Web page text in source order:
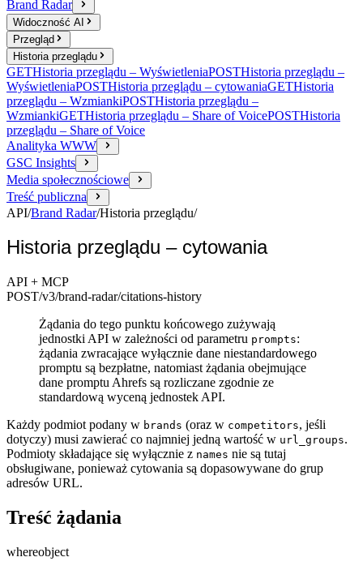
Brand Radar
Widoczność AI
Przegląd
Historia przeglądu
GETHistoria przeglądu – WyświetleniaPOSTHistoria przeglądu –
WyświetleniaPOSTHistoria przeglądu – cytowaniaGETHistoria
przeglądu – WzmiankiPOSTHistoria przeglądu –
WzmiankiGETHistoria przeglądu – Share of VoicePOSTHistoria
przeglądu – Share of Voice
Analityka WWW
GSC Insights
Media społecznościowe
Treść publiczna
API/Brand Radar/Historia przeglądu/
Historia przeglądu – cytowania
API + MCP
POST/v3/brand-radar/citations-history
Żądania do tego punktu końcowego zużywają
jednostki API w zależności od parametru prompts:
żądania zwracające wyłącznie dane niestandardowego
promptu są bezpłatne, natomiast żądania obejmujące
dane promptu Ahrefs są rozliczane zgodnie ze
standardową wyceną jednostek API.
Każdy podmiot podany w brands (oraz w competitors, jeśli
dotyczy) musi zawierać co najmniej jedną wartość w url_groups.
Podmioty składające się wyłącznie z names nie są tutaj
obsługiwane, ponieważ cytowania są dopasowywane do grup
adresów URL.
Treść żądania
whereobject